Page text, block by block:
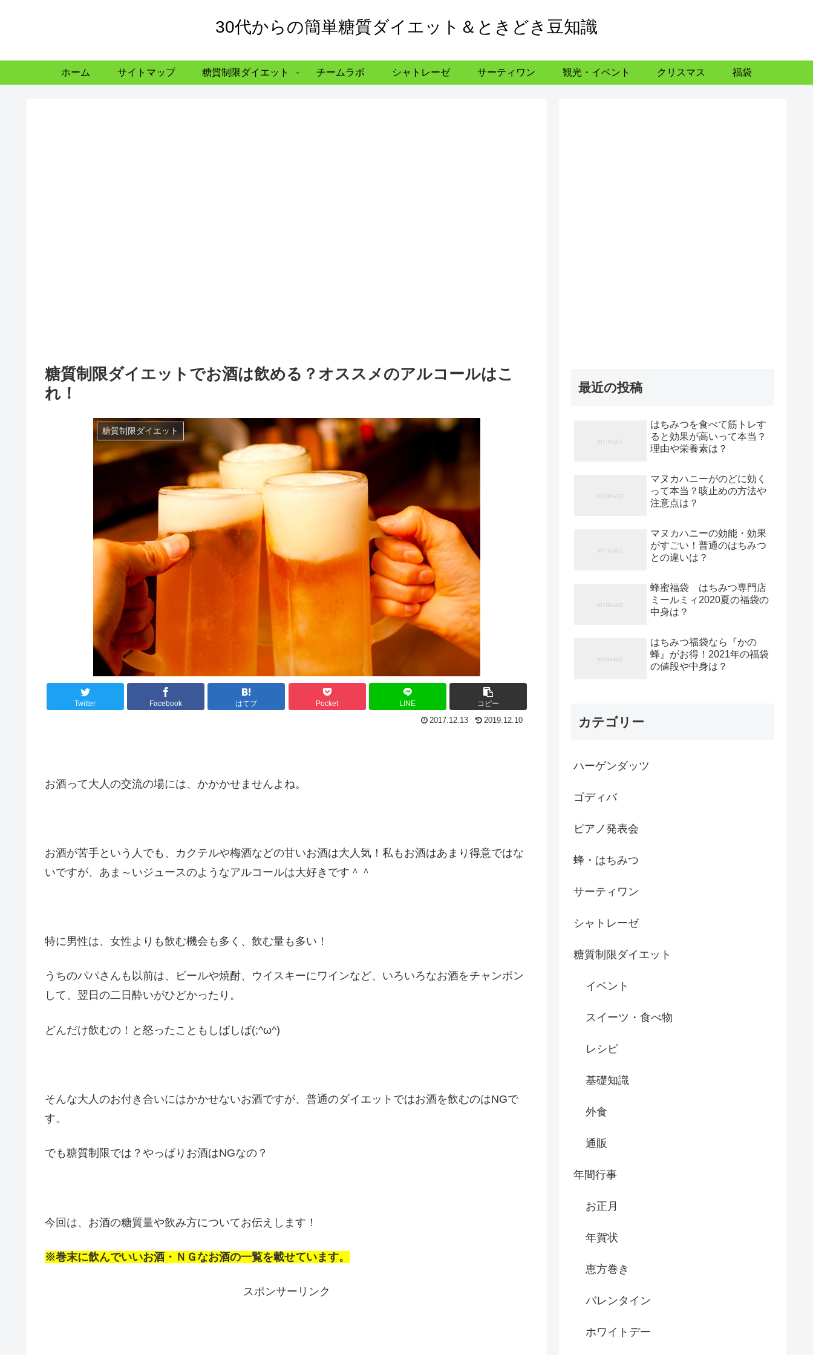
30代からの簡単糖質ダイエット＆ときどき豆知識
ホーム サイトマップ 糖質制限ダイエット チームラボ シャトレーゼ サーティワン 観光・イベント クリスマス 福袋
糖質制限ダイエットでお酒は飲める？オススメのアルコールはこ
れ！
糖質制限ダイエット
Twitter Facebook はてブ Pocket LINE コピー
2017.12.13 2019.12.10
お酒って大人の交流の場には、かかかせませんよね。
お酒が苦手という人でも、カクテルや梅酒などの甘いお酒は大人気！私もお酒はあまり得意ではな
いですが、あま～いジュースのようなアルコールは大好きです＾＾
特に男性は、女性よりも飲む機会も多く、飲む量も多い！
うちのパパさんも以前は、ビールや焼酎、ウイスキーにワインなど、いろいろなお酒をチャンポン
して、翌日の二日酔いがひどかったり。
どんだけ飲むの！と怒ったこともしばしば(;^ω^)
そんな大人のお付き合いにはかかせないお酒ですが、普通のダイエットではお酒を飲むのはNGで
す。
でも糖質制限では？やっぱりお酒はNGなの？
今回は、お酒の糖質量や飲み方についてお伝えします！
※巻末に飲んでいいお酒・ＮＧなお酒の一覧を載せています。
スポンサーリンク
最近の投稿
はちみつを食べて筋トレす
ると効果が高いって本当？
理由や栄養素は？
マヌカハニーがのどに効く
って本当？咳止めの方法や
注意点は？
マヌカハニーの効能・効果
がすごい！普通のはちみつ
との違いは？
蜂蜜福袋 はちみつ専門店
ミールミィ2020夏の福袋の
中身は？
はちみつ福袋なら『かの
蜂』がお得！2021年の福袋
の値段や中身は？
カテゴリー
ハーゲンダッツ
ゴディバ
ピアノ発表会
蜂・はちみつ
サーティワン
シャトレーゼ
糖質制限ダイエット
イベント
スイーツ・食べ物
レシピ
基礎知識
外食
通販
年間行事
お正月
年賀状
恵方巻き
バレンタイン
ホワイトデー